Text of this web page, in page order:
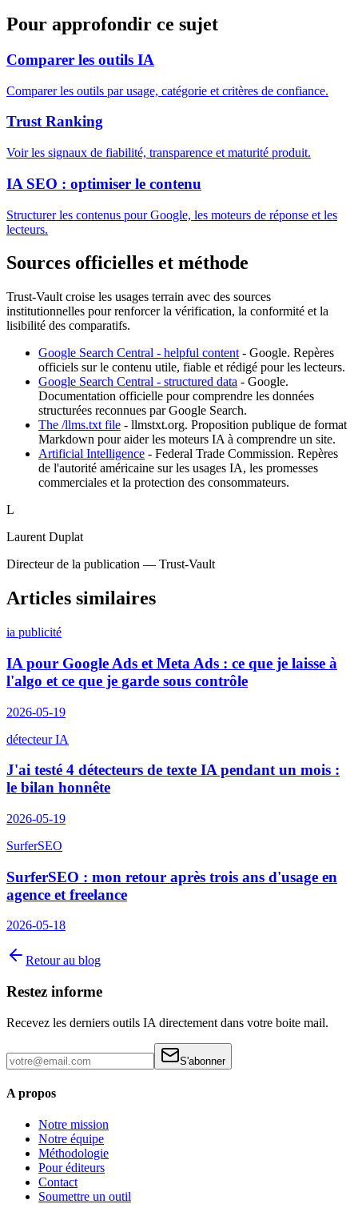
Pour approfondir ce sujet
Comparer les outils IA
Comparer les outils par usage, catégorie et critères de confiance.
Trust Ranking
Voir les signaux de fiabilité, transparence et maturité produit.
IA SEO : optimiser le contenu
Structurer les contenus pour Google, les moteurs de réponse et les
lecteurs.
Sources officielles et méthode
Trust-Vault croise les usages terrain avec des sources
institutionnelles pour renforcer la vérification, la conformité et la
lisibilité des comparatifs.
Google Search Central - helpful content - Google. Repères
officiels sur le contenu utile, fiable et rédigé pour les lecteurs.
Google Search Central - structured data - Google.
Documentation officielle pour comprendre les données
structurées reconnues par Google Search.
The /llms.txt file - llmstxt.org. Proposition publique de format
Markdown pour aider les moteurs IA à comprendre un site.
Artificial Intelligence - Federal Trade Commission. Repères
de l'autorité américaine sur les usages IA, les promesses
commerciales et la protection des consommateurs.
L
Laurent Duplat
Directeur de la publication — Trust-Vault
Articles similaires
ia publicité
IA pour Google Ads et Meta Ads : ce que je laisse à
l'algo et ce que je garde sous contrôle
2026-05-19
détecteur IA
J'ai testé 4 détecteurs de texte IA pendant un mois :
le bilan honnête
2026-05-19
SurferSEO
SurferSEO : mon retour après trois ans d'usage en
agence et freelance
2026-05-18
Retour au blog
Restez informe
Recevez les derniers outils IA directement dans votre boite mail.
S'abonner
A propos
Notre mission
Notre équipe
Méthodologie
Pour éditeurs
Contact
Soumettre un outil